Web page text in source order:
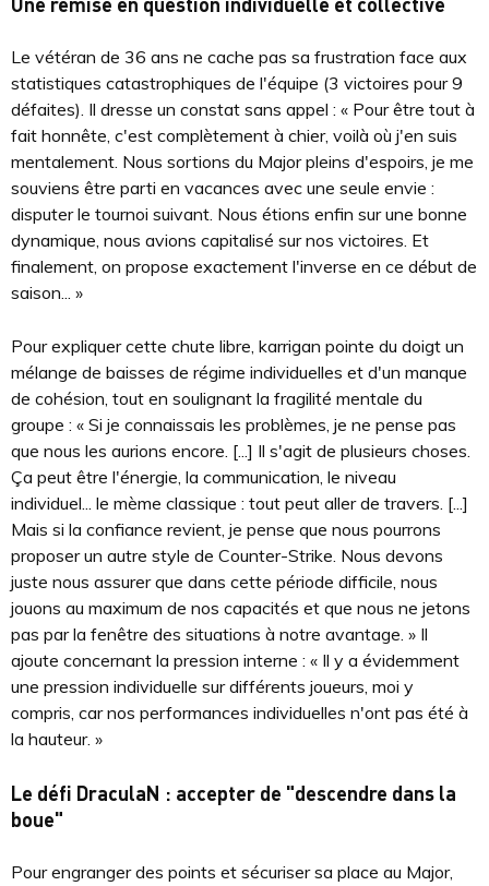
Le vétéran de 36 ans ne cache pas sa frustration face aux
statistiques catastrophiques de l'équipe (3 victoires pour 9
défaites). Il dresse un constat sans appel : « Pour être tout à
fait honnête, c'est complètement à chier, voilà où j'en suis
mentalement. Nous sortions du Major pleins d'espoirs, je me
souviens être parti en vacances avec une seule envie :
disputer le tournoi suivant. Nous étions enfin sur une bonne
dynamique, nous avions capitalisé sur nos victoires. Et
finalement, on propose exactement l'inverse en ce début de
saison... »
Pour expliquer cette chute libre, karrigan pointe du doigt un
mélange de baisses de régime individuelles et d'un manque
de cohésion, tout en soulignant la fragilité mentale du
groupe : « Si je connaissais les problèmes, je ne pense pas
que nous les aurions encore. [...] Il s'agit de plusieurs choses.
Ça peut être l'énergie, la communication, le niveau
individuel... le mème classique : tout peut aller de travers. [...]
Mais si la confiance revient, je pense que nous pourrons
proposer un autre style de Counter-Strike. Nous devons
juste nous assurer que dans cette période difficile, nous
jouons au maximum de nos capacités et que nous ne jetons
pas par la fenêtre des situations à notre avantage. » Il
ajoute concernant la pression interne : « Il y a évidemment
une pression individuelle sur différents joueurs, moi y
compris, car nos performances individuelles n'ont pas été à
la hauteur. »
Le défi DraculaN : accepter de "descendre dans la
boue"
Pour engranger des points et sécuriser sa place au Major,